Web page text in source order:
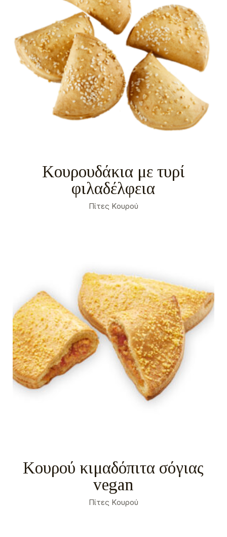
Κουρουδάκια με τυρί
φιλαδέλφεια
Πίτες Κουρού
Κουρού κιμαδόπιτα σόγιας
vegan
Πίτες Κουρού